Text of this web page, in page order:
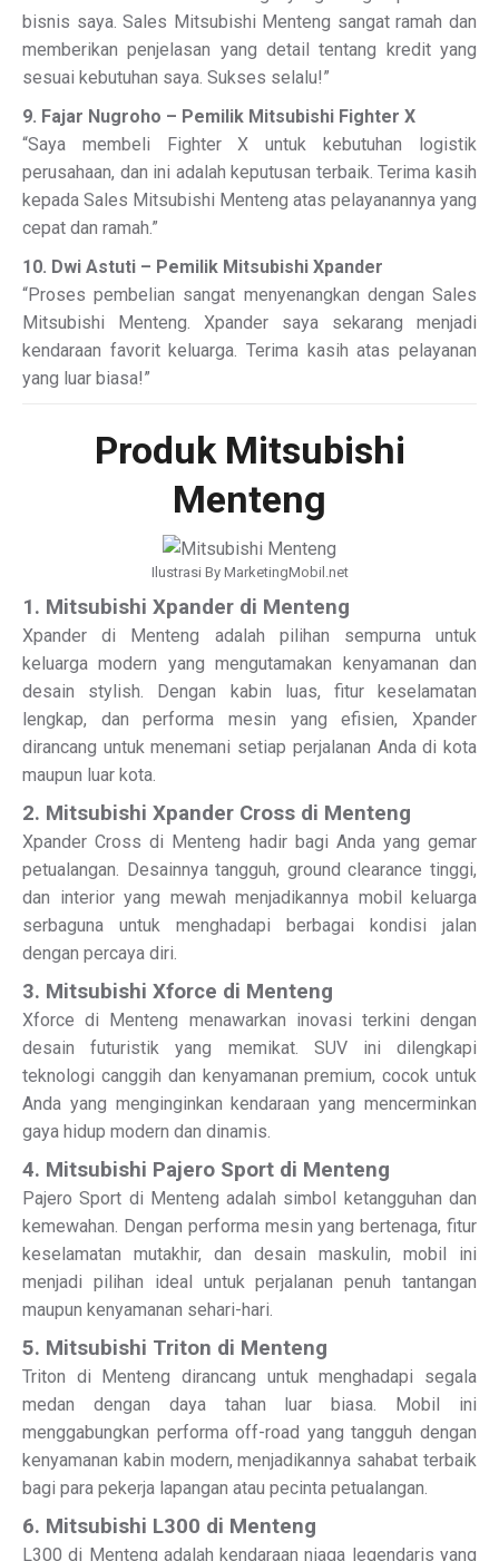
bisnis saya. Sales Mitsubishi Menteng sangat ramah dan
memberikan penjelasan yang detail tentang kredit yang
sesuai kebutuhan saya. Sukses selalu!”
9. Fajar Nugroho – Pemilik Mitsubishi Fighter X
“Saya membeli Fighter X untuk kebutuhan logistik
perusahaan, dan ini adalah keputusan terbaik. Terima kasih
kepada Sales Mitsubishi Menteng atas pelayanannya yang
cepat dan ramah.”
10. Dwi Astuti – Pemilik Mitsubishi Xpander
“Proses pembelian sangat menyenangkan dengan Sales
Mitsubishi Menteng. Xpander saya sekarang menjadi
kendaraan favorit keluarga. Terima kasih atas pelayanan
yang luar biasa!”
Produk Mitsubishi
Menteng
Ilustrasi By MarketingMobil.net
1. Mitsubishi Xpander di Menteng
Xpander di Menteng adalah pilihan sempurna untuk
keluarga modern yang mengutamakan kenyamanan dan
desain stylish. Dengan kabin luas, fitur keselamatan
lengkap, dan performa mesin yang efisien, Xpander
dirancang untuk menemani setiap perjalanan Anda di kota
maupun luar kota.
2. Mitsubishi Xpander Cross di Menteng
Xpander Cross di Menteng hadir bagi Anda yang gemar
petualangan. Desainnya tangguh, ground clearance tinggi,
dan interior yang mewah menjadikannya mobil keluarga
serbaguna untuk menghadapi berbagai kondisi jalan
dengan percaya diri.
3. Mitsubishi Xforce di Menteng
Xforce di Menteng menawarkan inovasi terkini dengan
desain futuristik yang memikat. SUV ini dilengkapi
teknologi canggih dan kenyamanan premium, cocok untuk
Anda yang menginginkan kendaraan yang mencerminkan
gaya hidup modern dan dinamis.
4. Mitsubishi Pajero Sport di Menteng
Pajero Sport di Menteng adalah simbol ketangguhan dan
kemewahan. Dengan performa mesin yang bertenaga, fitur
keselamatan mutakhir, dan desain maskulin, mobil ini
menjadi pilihan ideal untuk perjalanan penuh tantangan
maupun kenyamanan sehari-hari.
5. Mitsubishi Triton di Menteng
Triton di Menteng dirancang untuk menghadapi segala
medan dengan daya tahan luar biasa. Mobil ini
menggabungkan performa off-road yang tangguh dengan
kenyamanan kabin modern, menjadikannya sahabat terbaik
bagi para pekerja lapangan atau pecinta petualangan.
6. Mitsubishi L300 di Menteng
L300 di Menteng adalah kendaraan niaga legendaris yang